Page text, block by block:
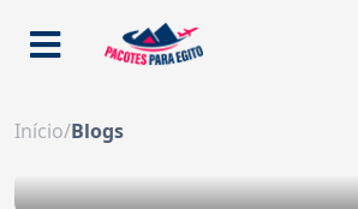
Início
Pacotes
Início/Blogs